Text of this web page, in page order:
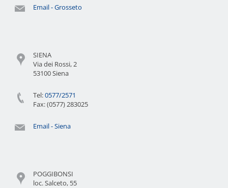
Email - Grosseto
SIENA
Via dei Rossi, 2
53100 Siena
Tel:0577/2571
Fax: (0577) 283025
Email - Siena
POGGIBONSI
loc. Salceto, 55